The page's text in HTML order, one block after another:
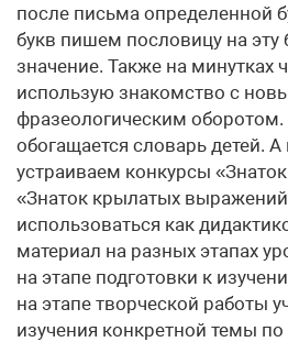
после письма определенной
букв пишем пословицу на эту
значение. Также на минутках
использую знакомство с
фразеологическим
обогащается словарь детей.
устраиваем конкурсы
«Знаток крылатых
использоваться как
материал на разных этапах
на этапе подготовки к
на этапе творческой работы
изучения конкретной темы